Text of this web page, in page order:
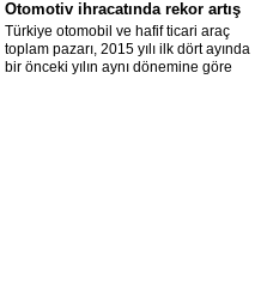
Otomotiv ihracatında rekor artış
Türkiye otomobil ve hafif ticari araç
toplam pazarı, 2015 yılı ilk dört ayında
bir önceki yılın aynı dönemine göre